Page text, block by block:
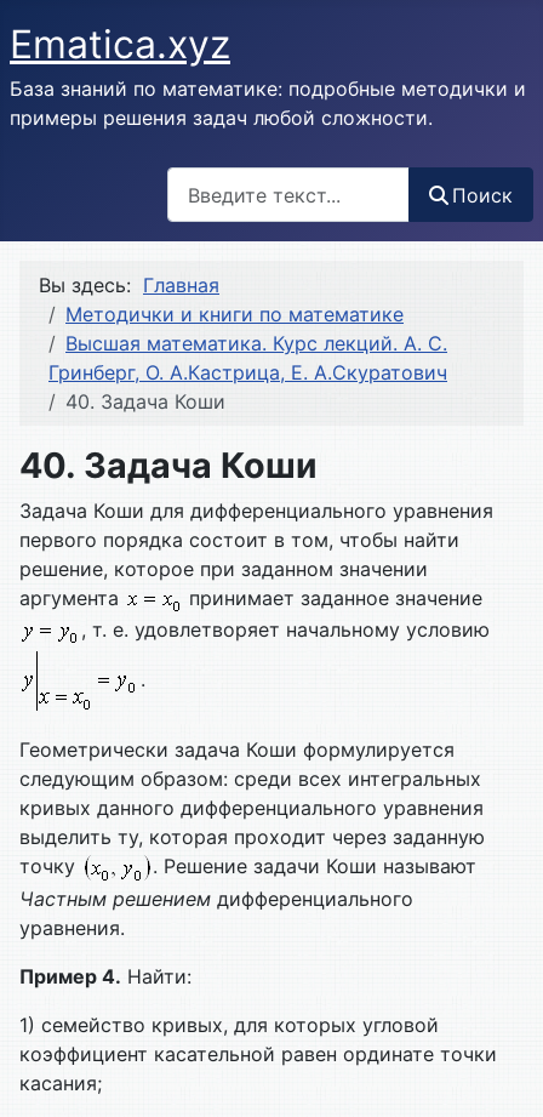
Ematica.xyz
База знаний по математике: подробные методички и
примеры решения задач любой сложности.
Поиск
Вы здесь: Главная
Методички и книги по математике
Высшая математика. Курс лекций. А. С.
Гринберг, О. А.Кастрица, Е. А.Скуратович
40. Задача Коши
40. Задача Коши
Задача Коши для дифференциального уравнения
первого порядка состоит в том, чтобы найти
решение, которое при заданном значении
аргумента
принимает заданное значение
, т. е. удовлетворяет начальному условию
.
Геометрически задача Коши формулируется
следующим образом: среди всех интегральных
кривых данного дифференциального уравнения
выделить ту, которая проходит через заданную
точку
. Решение задачи Коши называют
Частным решением дифференциального
уравнения.
Пример 4. Найти:
1) семейство кривых, для которых угловой
коэффициент касательной равен ординате точки
касания;